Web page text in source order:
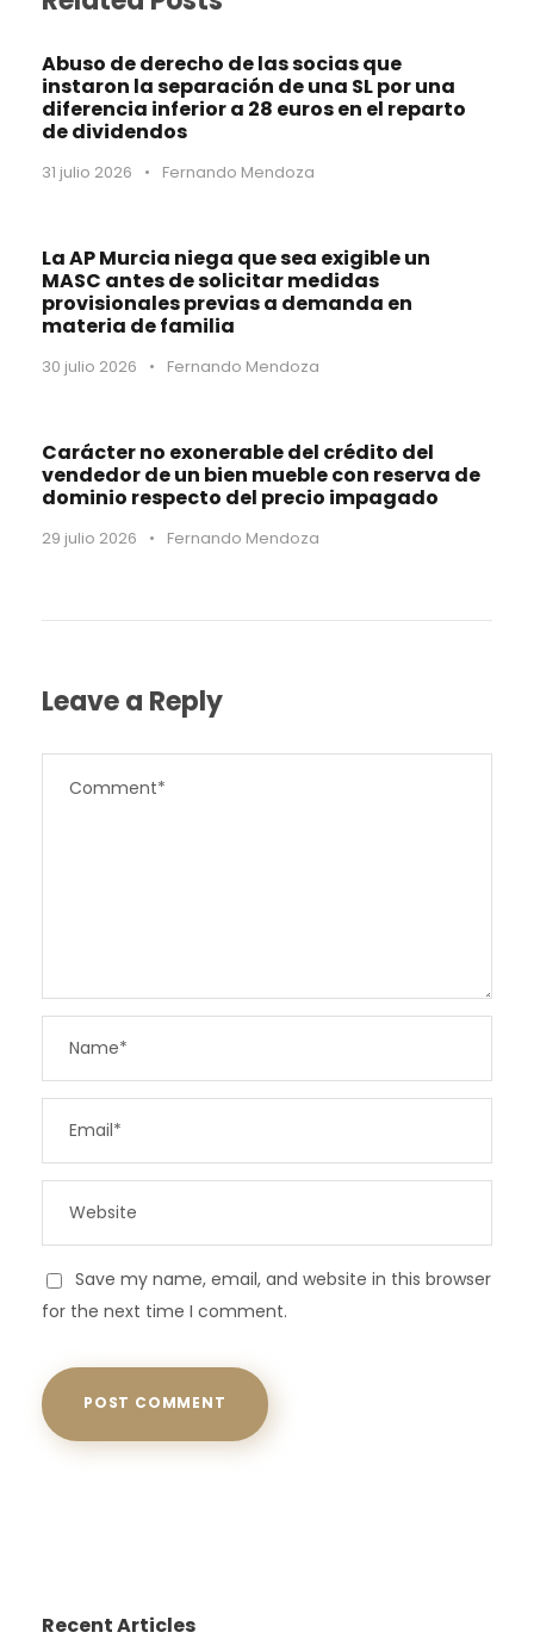
Abuso de derecho de las socias que
instaron la separación de una SL por una
diferencia inferior a 28 euros en el reparto
de dividendos
31 julio 2026 • Fernando Mendoza
La AP Murcia niega que sea exigible un
MASC antes de solicitar medidas
provisionales previas a demanda en
materia de familia
30 julio 2026 • Fernando Mendoza
Carácter no exonerable del crédito del
vendedor de un bien mueble con reserva de
dominio respecto del precio impagado
29 julio 2026 • Fernando Mendoza
Leave a Reply
Save my name, email, and website in this browser
for the next time I comment.
Recent Articles